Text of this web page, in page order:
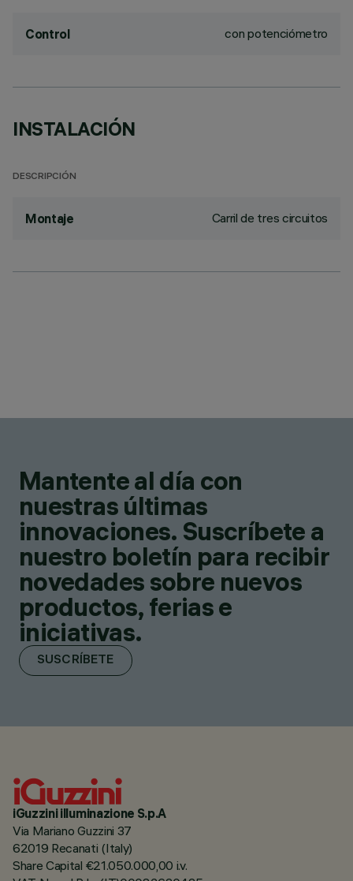
Control con potenciómetro
INSTALACIÓN
DESCRIPCIÓN
Montaje Carril de tres circuitos
Mantente al día con
nuestras últimas
innovaciones. Suscríbete a
nuestro boletín para recibir
novedades sobre nuevos
productos, ferias e
iniciativas.
SUSCRÍBETE
iGuzzini illuminazione S.p.A
Via Mariano Guzzini 37
62019 Recanati (Italy)
Share Capital €21.050.000,00 i.v.